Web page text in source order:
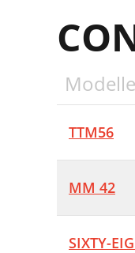
Modelle
TTM56
MM 42
SIXTY-